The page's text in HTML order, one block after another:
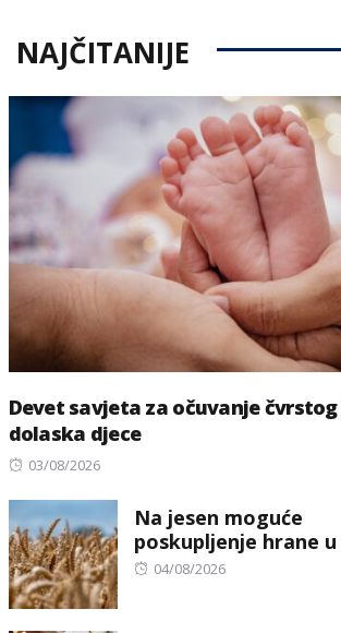
NAJČITANIJE
Devet savjeta za očuvanje
dolaska djece
Posted
03/08/2026
Na jesen moguće
poskupljenje hrane
Posted
04/08/2026